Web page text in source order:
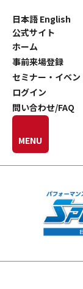
日本語 English
公式サイト
ホーム
事前来場登録
セミナー・イベ
ログイン
問い合わせ/FAQ
MENU